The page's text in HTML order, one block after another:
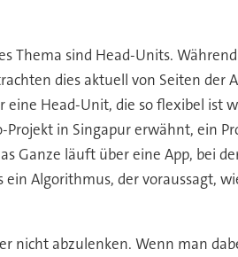
Thema sind Head-Units.
dies aktuell von Seiten der
Head-Unit, die so flexibel ist
in Singapur erwähnt, ein
Ganze läuft über eine App, bei
Algorithmus, der voraussagt,
nicht abzulenken. Wenn man